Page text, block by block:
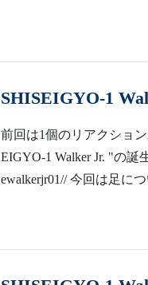
SHISEIGYO-1
前回は1個のリアクショ
EIGYO-1 Walker Jr. "の誕
ewalkerjr01// 今回は足に